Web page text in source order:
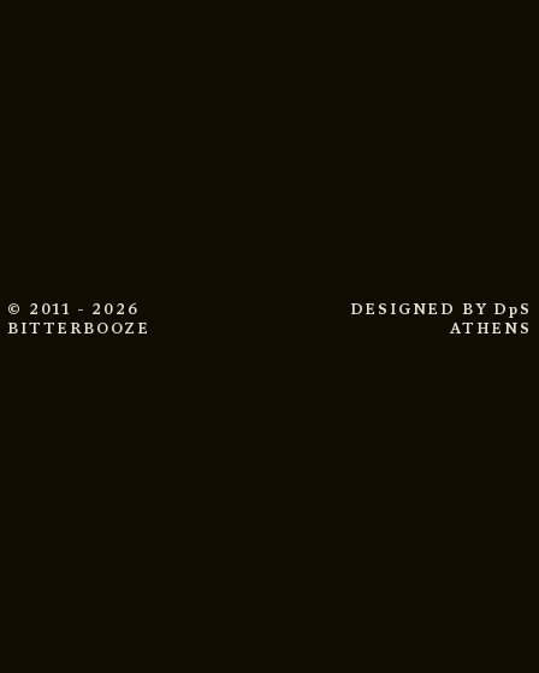
© 2011 - 2026
BITTERBOOZE
DESIGNED BY DpS
ATHENS